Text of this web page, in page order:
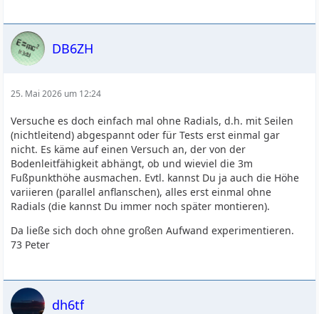
DB6ZH
25. Mai 2026 um 12:24
Versuche es doch einfach mal ohne Radials, d.h. mit Seilen
(nichtleitend) abgespannt oder für Tests erst einmal gar
nicht. Es käme auf einen Versuch an, der von der
Bodenleitfähigkeit abhängt, ob und wieviel die 3m
Fußpunkthöhe ausmachen. Evtl. kannst Du ja auch die Höhe
variieren (parallel anflanschen), alles erst einmal ohne
Radials (die kannst Du immer noch später montieren).
Da ließe sich doch ohne großen Aufwand experimentieren.
73 Peter
dh6tf